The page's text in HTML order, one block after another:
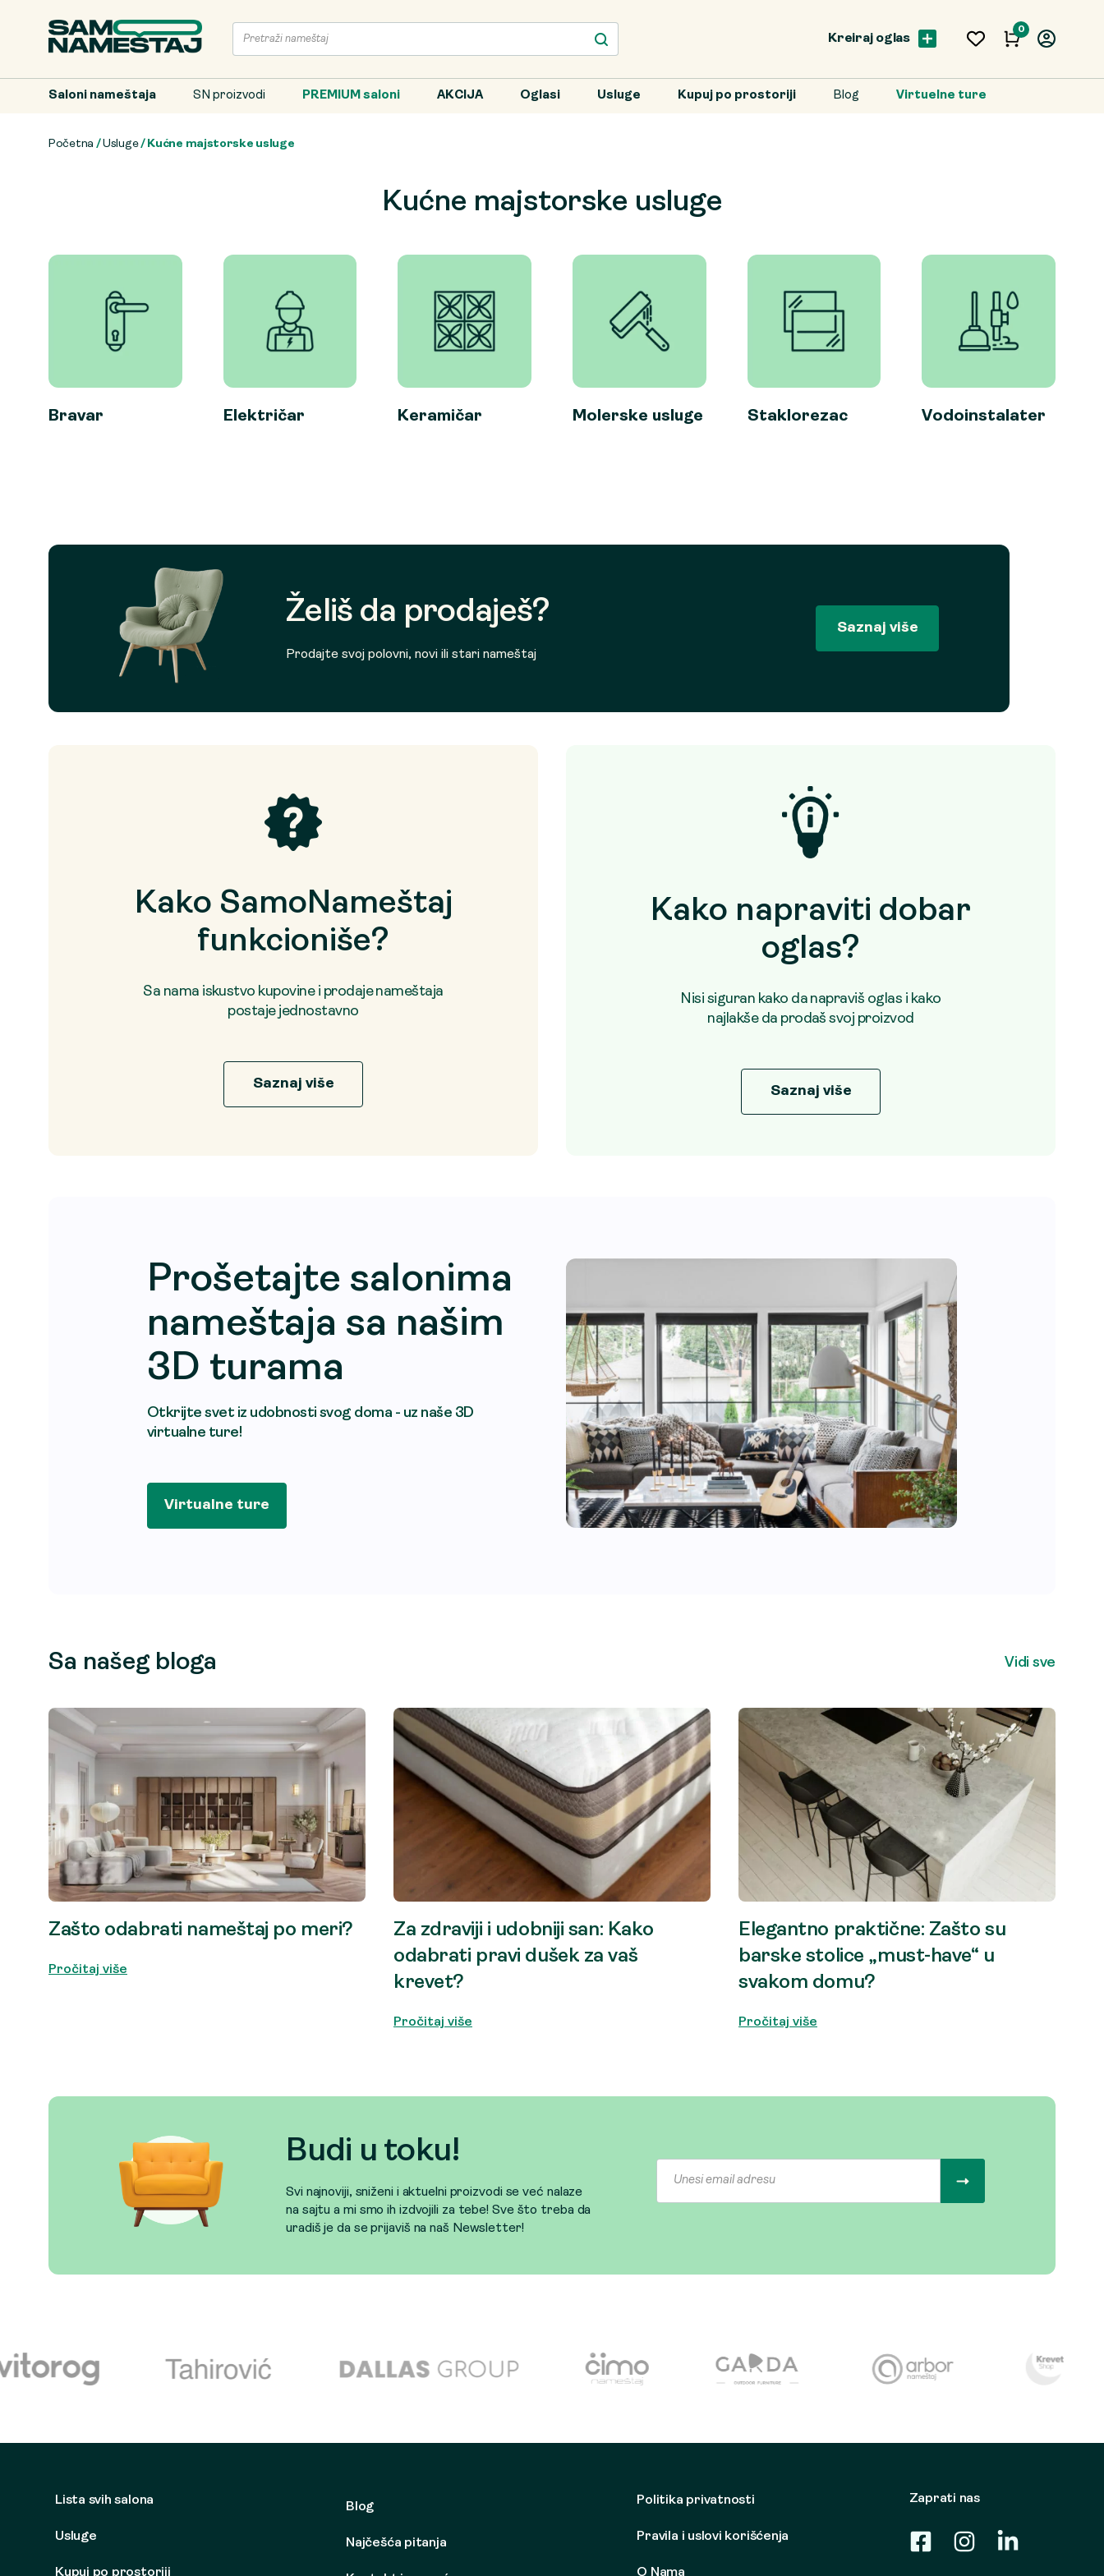
0
Kreiraj oglas
Saloni nameštaja SN proizvodi PREMIUM saloni AKCIJA Oglasi Usluge Kupuj po prostoriji Blog Virtuelne ture
Početna /Usluge/ Kućne majstorske usluge
Kućne majstorske usluge
Bravar Električar Keramičar Molerske usluge Staklorezac Vodoinstalater
Želiš da prodaješ?
Prodajte svoj polovni, novi ili stari nameštaj
Saznaj više
Kako SamoNameštaj
funkcioniše?
Sa nama iskustvo kupovine i prodaje nameštaja
postaje jednostavno
Saznaj više
Kako napraviti dobar
oglas?
Nisi siguran kako da napraviš oglas i kako
najlakše da prodaš svoj proizvod
Saznaj više
Prošetajte salonima
nameštaja sa našim
3D turama
Otkrijte svet iz udobnosti svog doma - uz naše 3D
virtualne ture!
Virtualne ture
Sa našeg bloga Vidi sve
Zašto odabrati nameštaj po meri?
Pročitaj više
Za zdraviji i udobniji san: Kako
odabrati pravi dušek za vaš
krevet?
Pročitaj više
Elegantno praktične: Zašto su
barske stolice „must-have“ u
svakom domu?
Pročitaj više
Budi u toku!
Svi najnoviji, sniženi i aktuelni proizvodi se već nalaze
na sajtu a mi smo ih izdvojili za tebe! Sve što treba da
uradiš je da se prijaviš na naš Newsletter!
Lista svih salona
Usluge
Kupuj po prostoriji
Blog
Najčešća pitanja
Politika privatnosti
Pravila i uslovi korišćenja
O Nama
Zaprati nas